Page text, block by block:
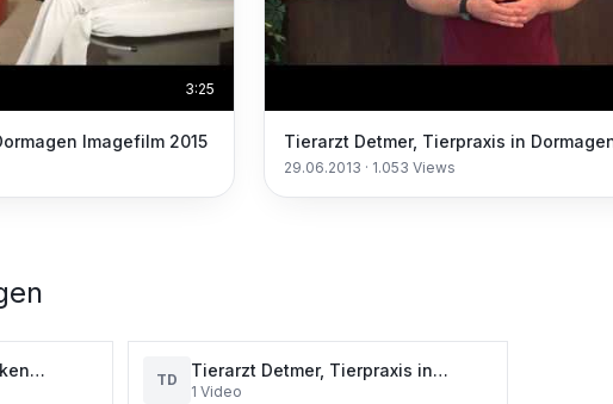
3:25
Rhein Kreiss Neuss Kliniken Dormagen Imagefilm 2015 Tierarzt Detmer, Tierpraxis in
29.06.2013 · 1.053 Views
TD
Tierarzt Detmer, Tierpraxis in
Dormagen
1 Video